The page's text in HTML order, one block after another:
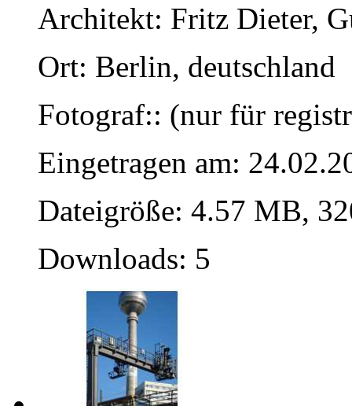
Architekt: Fritz Dieter,
Ort: Berlin, deutschland
Fotograf:: (nur für
Eingetragen am:
Dateigröße: 4.57 MB,
Downloads: 5